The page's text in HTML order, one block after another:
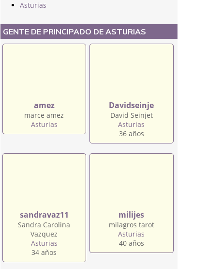
Asturias
GENTE DE PRINCIPADO DE ASTURIAS
amez
marce amez
Asturias
Davidseinje
David Seinjet
Asturias
36 años
sandravaz11
Sandra Carolina
Vazquez
Asturias
34 años
milijes
milagros tarot
Asturias
40 años